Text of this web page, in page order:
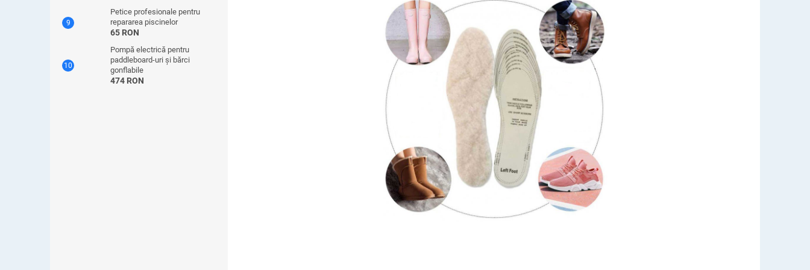
Petice profesionale pentru
repararea piscinelor
65 RON
Pompă electrică pentru
paddleboard-uri și bărci
gonflabile
474 RON